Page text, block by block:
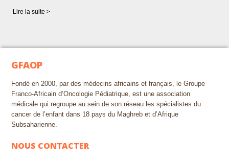
Lire la suite >
GFAOP
Fondé en 2000, par des médecins africains et français, le Groupe
Franco-Africain d’Oncologie Pédiatrique, est une association
médicale qui regroupe au sein de son réseau les spécialistes du
cancer de l’enfant dans 18 pays du Maghreb et d’Afrique
Subsaharienne.
NOUS CONTACTER